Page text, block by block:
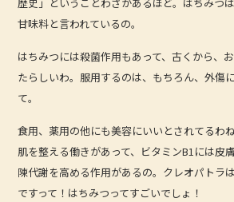
歴史」ということわざがあるほど。はちみつ
甘味料と言われているの。
はちみつには殺菌作用もあって、古くから、
たらしいわ。服用するのは、もちろん、外傷
て。
食用、薬用の他にも美容にいいとされてるわ
肌を整える働きがあって、ビタミンB1には皮
陳代謝を高める作用があるの。クレオパトラ
ですって！はちみつってすごいでしょ！